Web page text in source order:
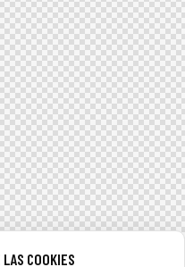
COOKIES